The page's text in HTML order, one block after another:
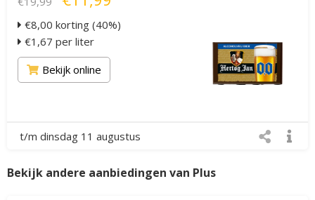
€8,00 korting (40%)
€1,67 per liter
Bekijk online
t/m dinsdag 11 augustus
Bekijk andere aanbiedingen van Plus